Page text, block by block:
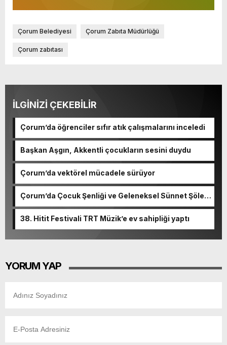
Çorum Belediyesi Çorum Zabıta Müdürlüğü
Çorum zabıtası
İLGİNİZİ ÇEKEBİLİR
Çorum’da öğrenciler sıfır atık çalışmalarını inceledi
Başkan Aşgın, Akkentli çocukların sesini duydu
Çorum’da vektörel mücadele sürüyor
Çorum’da Çocuk Şenliği ve Geleneksel Sünnet Şöleni
38. Hitit Festivali TRT Müzik’e ev sahipliği yaptı
YORUM YAP